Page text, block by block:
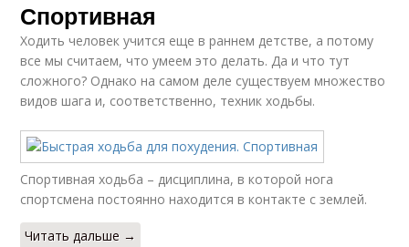
Спортивная
Ходить человек учится еще в раннем детстве, а потому
все мы считаем, что умеем это делать. Да и что тут
сложного? Однако на самом деле существуем множество
видов шага и, соответственно, техник ходьбы.
Спортивная ходьба – дисциплина, в которой нога
спортсмена постоянно находится в контакте с землей.
Читать дальше →